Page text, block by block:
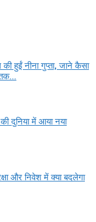
नीना गुप्ता, जाने कैसा
दुनिया में आया नया
और निवेश में क्या बदलेगा